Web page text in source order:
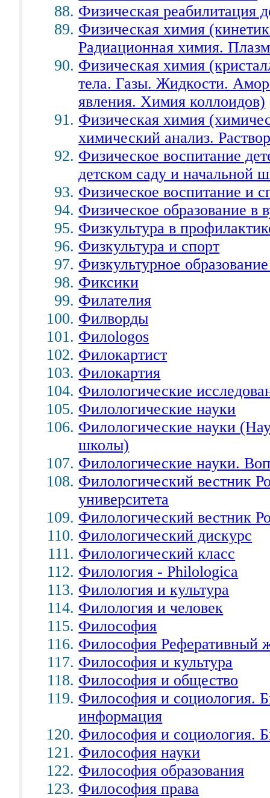
Физическая реабилитация
Физическая химия
Радиационная химия.
Физическая химия
тела. Газы. Жидкости.
явления. Химия коллоидов)
Физическая химия
химический анализ.
Физическое воспитание
детском саду и начальной
Физическое воспитание и
Физическое образование в
Физкультура в
Физкультура и спорт
Физкультурное
Фиксики
Филателия
Филворды
Филоlogos
Филокартист
Филокартия
Филологические
Филологические науки
Филологические науки
школы)
Филологические науки.
Филологический вестник
университета
Филологический вестник
Филологический дискурс
Филологический класс
Филология - Philologica
Филология и культура
Филология и человек
Философия
Философия Реферативный
Философия и культура
Философия и общество
Философия и социология.
информация
Философия и социология.
Философия науки
Философия образования
Философия права